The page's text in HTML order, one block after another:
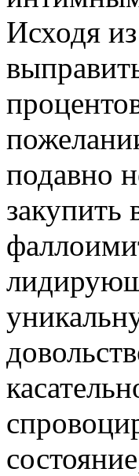
Исходя
подавно
закупить